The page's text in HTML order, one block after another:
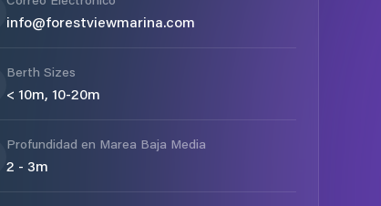
info@forestviewmarina.com
Berth Sizes
< 10m, 10-20m
Profundidad en Marea Baja Media
2 - 3m